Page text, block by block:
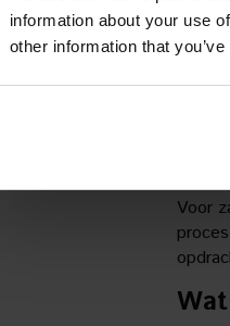
information about your use
other information that
aan,
Voor